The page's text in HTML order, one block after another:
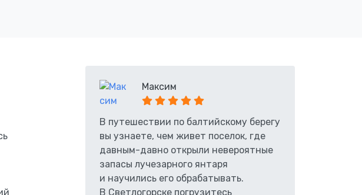
Максим
В путешествии по балтийскому берегу
вы узнаете, чем живет поселок, где
давным-давно открыли невероятные
запасы лучезарного янтаря
и научились его обрабатывать.
В Светлогорске погрузитесь